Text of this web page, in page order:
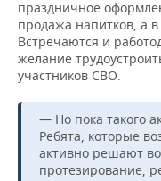
праздничное
продажа напитков, а
Встречаются и
желание
участников СВО.
— Но пока такого
Ребята, которые
активно решают
протезирование,